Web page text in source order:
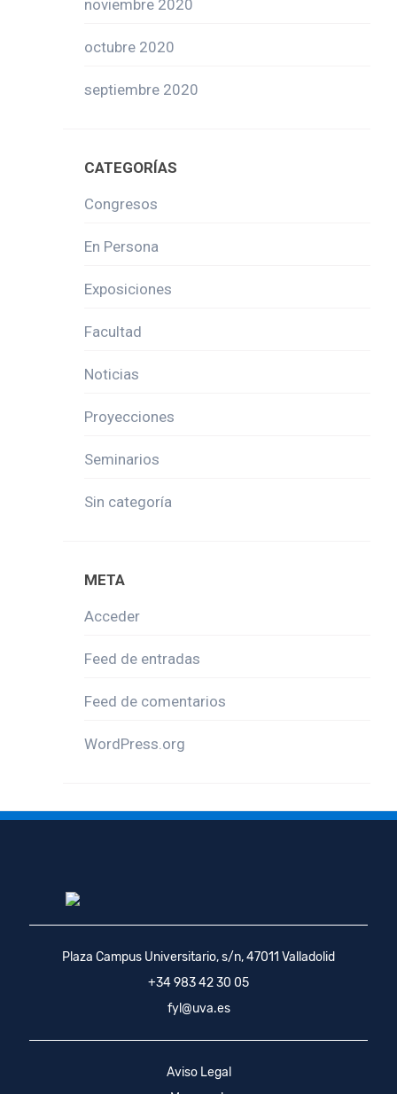
noviembre 2020
octubre 2020
septiembre 2020
CATEGORÍAS
Congresos
En Persona
Exposiciones
Facultad
Noticias
Proyecciones
Seminarios
Sin categoría
META
Acceder
Feed de entradas
Feed de comentarios
WordPress.org
Plaza Campus Universitario, s/n, 47011 Valladolid
+34 983 42 30 05
fyl@uva.es
Aviso Legal